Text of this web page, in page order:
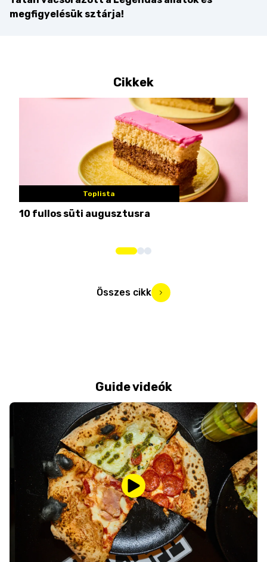
megfigyelésük sztárja!
Cikkek
Toplista
10 fullos süti augusztusra
Összes cikk
Guide videók